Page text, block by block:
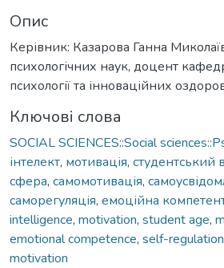
Опис
Керівник: Казарова Ганна
психологічних наук, доцент
психології та інноваційних
Ключові слова
SOCIAL SCIENCES::Social
інтелект, мотивація, студентський
сфера, самомотивація,
саморегуляція, емоційна
intelligence, motivation, student age,
emotional competence, self-regulation
motivation